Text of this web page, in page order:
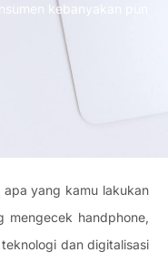
kebanyakan pun
yang kamu lakukan
mengecek handphone,
dan digitalisasi